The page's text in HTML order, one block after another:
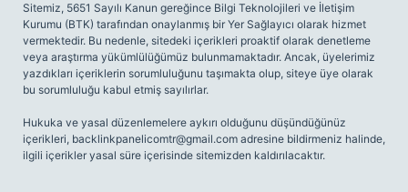
Sitemiz, 5651 Sayılı Kanun gereğince Bilgi Teknolojileri ve İletişim
Kurumu (BTK) tarafından onaylanmış bir Yer Sağlayıcı olarak hizmet
vermektedir. Bu nedenle, sitedeki içerikleri proaktif olarak denetleme
veya araştırma yükümlülüğümüz bulunmamaktadır. Ancak, üyelerimiz
yazdıkları içeriklerin sorumluluğunu taşımakta olup, siteye üye olarak
bu sorumluluğu kabul etmiş sayılırlar.
Hukuka ve yasal düzenlemelere aykırı olduğunu düşündüğünüz
içerikleri, backlinkpanelicomtr@gmail.com adresine bildirmeniz halinde,
ilgili içerikler yasal süre içerisinde sitemizden kaldırılacaktır.